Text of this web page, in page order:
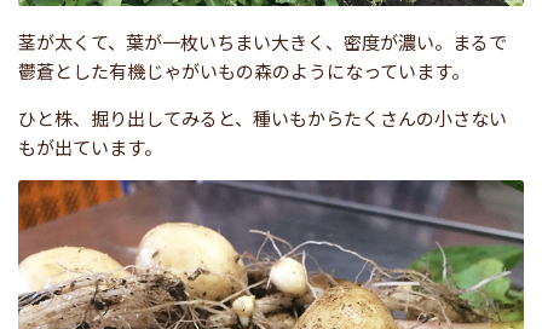
茎が太くて、葉が一枚いちまい大きく、密度が濃い。まるで
鬱蒼とした有機じゃがいもの森のようになっています。
ひと株、掘り出してみると、種いもからたくさんの小さない
もが出ています。